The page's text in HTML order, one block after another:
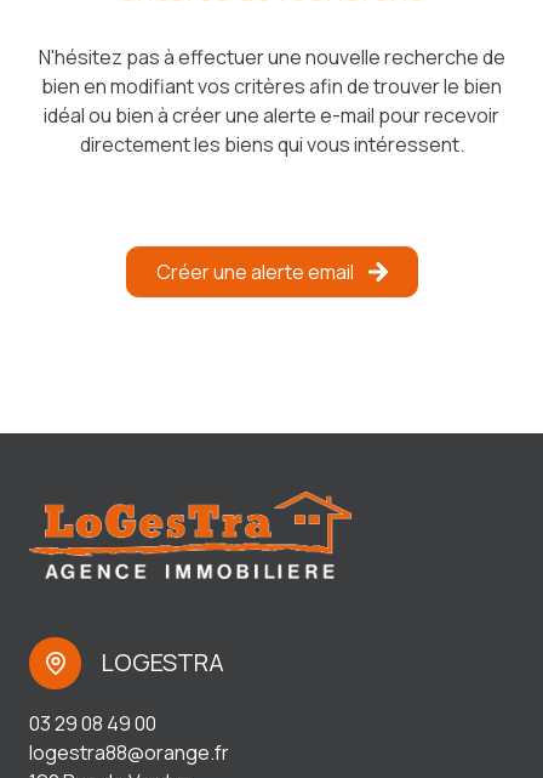
avis
clients
N'hésitez pas à effectuer une nouvelle recherche de
bien en modifiant vos critères afin de trouver le bien
idéal ou bien à créer une alerte e-mail pour recevoir
directement les biens qui vous intéressent.
Créer une alerte email
LOGESTRA
03 29 08 49 00
logestra88@orange.fr